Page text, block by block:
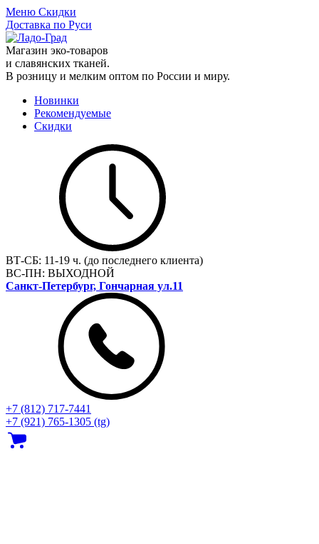
Меню Скидки
Доставка по Руси
Магазин эко-товаров
и славянских тканей.
В розницу и мелким оптом по России и миру.
Новинки
Рекомендуемые
Скидки
ВТ-СБ: 11-19 ч. (до последнего клиента)
ВС-ПН: ВЫХОДНОЙ
Санкт-Петербург, Гончарная ул.11
+7 (812) 717‑7441
+7 (921) 765-1305 (tg)